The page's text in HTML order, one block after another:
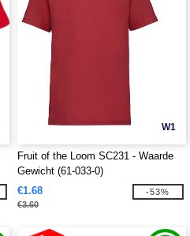
W1
Fruit of the Loom SC231 - Waarde
Gewicht (61-033-0)
€1.68
€3.60
-53%